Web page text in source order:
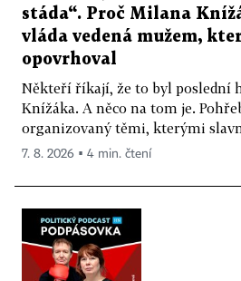
stáda“. Proč Milana
vláda vedená mužem,
opovrhoval
Někteří říkají, že to byl poslední
Knížáka. A něco na tom je.
organizovaný těmi, kterými
7. 8. 2026 ▪ 4 min. čtení